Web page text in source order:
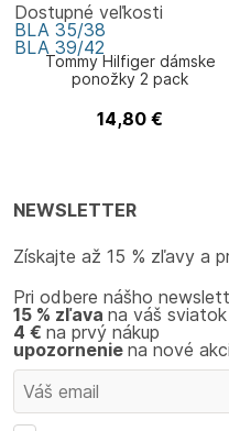
Tommy Hilfiger dámske
ponožky 2 pack
Tommy Hilfiger
14,80 €
Dostupné veľkosti
BLA 35/38
BLA 39/42
NEWSLETTER
Získajte až 15 % zľavy a
Pri odbere nášho
15 % zľava na váš sviatok
4 € na prvý nákup
upozornenie na nové